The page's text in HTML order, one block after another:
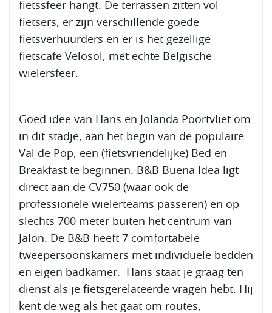
fietssfeer hangt. De terrassen zitten vol
fietsers, er zijn verschillende goede
fietsverhuurders en er is het gezellige
fietscafe Velosol, met echte Belgische
wielersfeer.
Goed idee van Hans en Jolanda Poortvliet om
in dit stadje, aan het begin van de populaire
Val de Pop, een (fietsvriendelijke) Bed en
Breakfast te beginnen. B&B Buena Idea ligt
direct aan de CV750 (waar ook de
professionele wielerteams passeren) en op
slechts 700 meter buiten het centrum van
Jalon. De B&B heeft 7 comfortabele
tweepersoonskamers met individuele bedden
en eigen badkamer. Hans staat je graag ten
dienst als je fietsgerelateerde vragen hebt. Hij
kent de weg als het gaat om routes,